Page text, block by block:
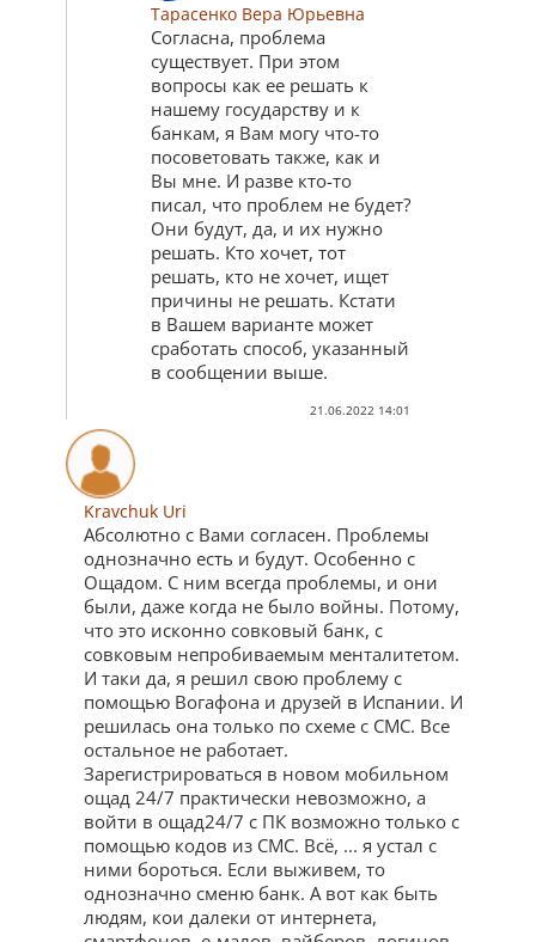
Тарасенко Вера Юрьевна
Согласна, проблема
существует. При этом
вопросы как ее решать к
нашему государству и к
банкам, я Вам могу что-то
посоветовать также, как и
Вы мне. И разве кто-то
писал, что проблем не будет?
Они будут, да, и их нужно
решать. Кто хочет, тот
решать, кто не хочет, ищет
причины не решать. Кстати
в Вашем варианте может
сработать способ, указанный
в сообщении выше.
21.06.2022 14:01
Kravchuk Uri
Абсолютно с Вами согласен. Проблемы
однозначно есть и будут. Особенно с
Ощадом. С ним всегда проблемы, и они
были, даже когда не было войны. Потому,
что это исконно совковый банк, с
совковым непробиваемым менталитетом.
И таки да, я решил свою проблему с
помощью Вогафона и друзей в Испании. И
решилась она только по схеме с СМС. Все
остальное не работает.
Зарегистрироваться в новом мобильном
ощад 24/7 практически невозможно, а
войти в ощад24/7 с ПК возможно только с
помощью кодов из СМС. Всё, ... я устал с
ними бороться. Если выживем, то
однозначно сменю банк. А вот как быть
людям, кои далеки от интернета,